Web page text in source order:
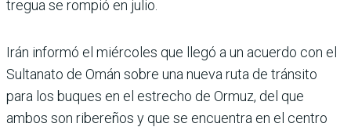
tregua se rompió en julio.
Irán informó el miércoles que llegó a un acuerdo con el
Sul­tanato de Omán sobre una nueva ruta de tránsito
para los buques en el estrecho de Ormuz, del que
ambos son ribereños y que se encuentra en el centro